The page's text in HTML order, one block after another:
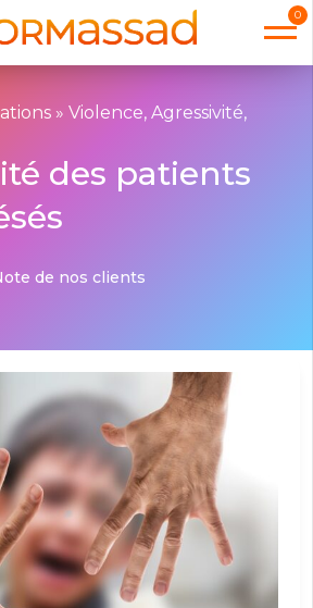
0
» Violence, Agressivité,
des patients
de nos clients